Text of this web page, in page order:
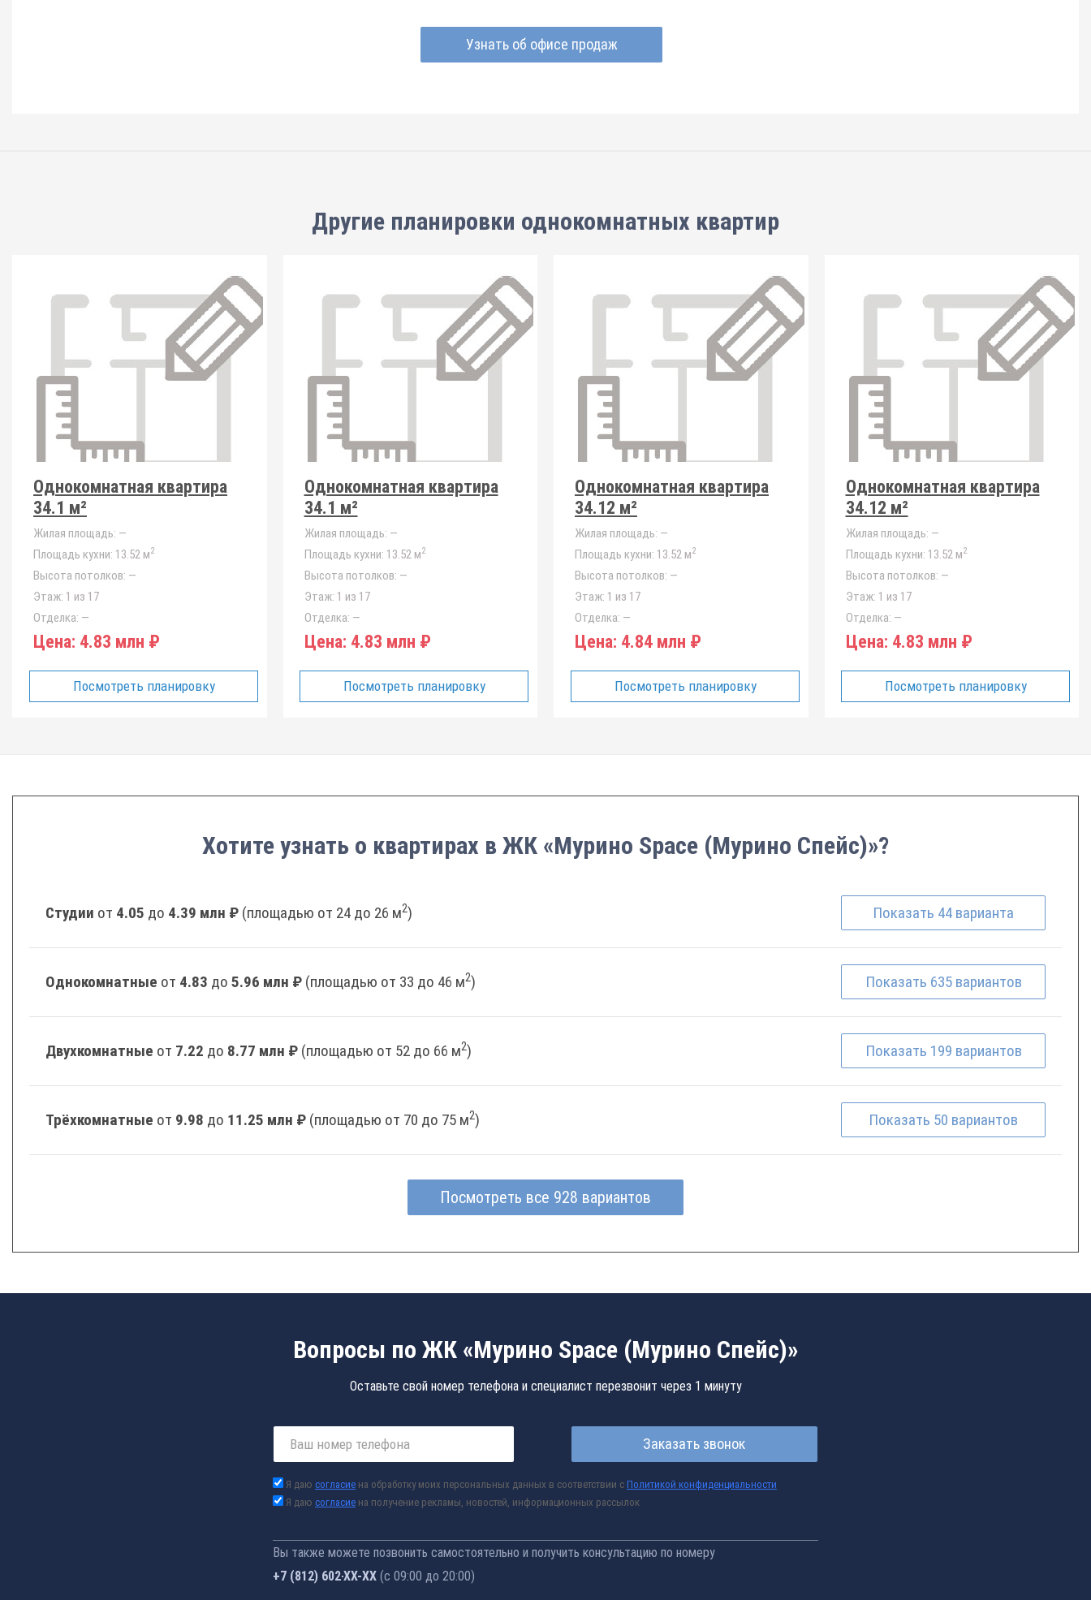
Узнать об офисе продаж
Другие планировки однокомнатных квартир
Однокомнатная квартира
34.1 м²
Жилая площадь: —
Площадь кухни: 13.52 м2
Высота потолков: —
Этаж: 1 из 17
Отделка: —
Цена: 4.83 млн ₽
Посмотреть планировку
Однокомнатная квартира
34.1 м²
Жилая площадь: —
Площадь кухни: 13.52 м2
Высота потолков: —
Этаж: 1 из 17
Отделка: —
Цена: 4.83 млн ₽
Посмотреть планировку
Однокомнатная квартира
34.12 м²
Жилая площадь: —
Площадь кухни: 13.52 м2
Высота потолков: —
Этаж: 1 из 17
Отделка: —
Цена: 4.84 млн ₽
Посмотреть планировку
Однокомнатная квартира
34.12 м²
Жилая площадь: —
Площадь кухни: 13.52 м2
Высота потолков: —
Этаж: 1 из 17
Отделка: —
Цена: 4.83 млн ₽
Посмотреть планировку
Хотите узнать о квартирах в ЖК «Мурино Space (Мурино Спейс)»?
Студии от 4.05 до 4.39 млн ₽ (площадью от 24 до 26 м2) Показать 44 варианта
Однокомнатные от 4.83 до 5.96 млн ₽ (площадью от 33 до 46 м2) Показать 635 вариантов
Двухкомнатные от 7.22 до 8.77 млн ₽ (площадью от 52 до 66 м2) Показать 199 вариантов
Трёхкомнатные от 9.98 до 11.25 млн ₽ (площадью от 70 до 75 м2) Показать 50 вариантов
Посмотреть все 928 вариантов
Вопросы по ЖК «Мурино Space (Мурино Спейс)»
Оставьте свой номер телефона и специалист перезвонит через 1 минуту
Заказать звонок
Я даю согласие на обработку моих персональных данных в соответствии с Политикой конфиденциальности
Я даю согласие на получение рекламы, новостей, информационных рассылок
Вы также можете позвонить самостоятельно и получить консультацию по номеру
+7 (812) 602-44-77 (с 09:00 до 20:00)